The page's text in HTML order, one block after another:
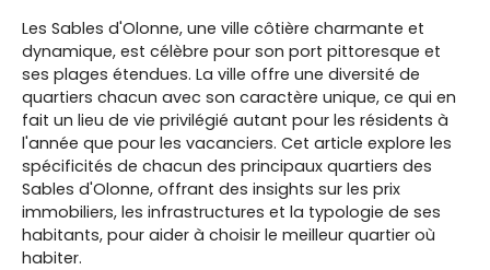
Les Sables d'Olonne, une ville côtière charmante et
dynamique, est célèbre pour son port pittoresque et
ses plages étendues. La ville offre une diversité de
quartiers chacun avec son caractère unique, ce qui en
fait un lieu de vie privilégié autant pour les résidents à
l'année que pour les vacanciers. Cet article explore les
spécificités de chacun des principaux quartiers des
Sables d'Olonne, offrant des insights sur les prix
immobiliers, les infrastructures et la typologie de ses
habitants, pour aider à choisir le meilleur quartier où
habiter.